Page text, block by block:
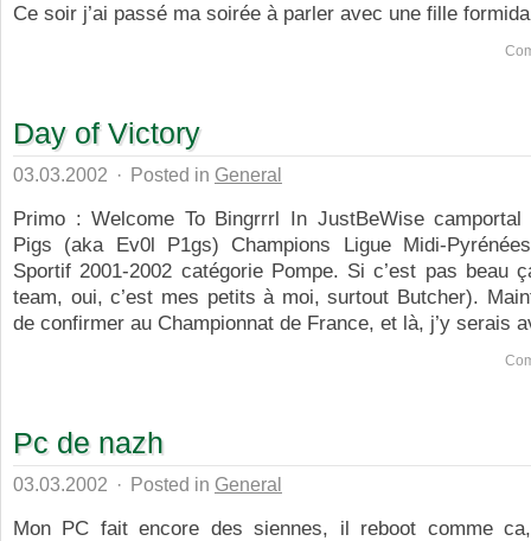
Ce soir j’ai passé ma soirée à parler avec une fille
Day of Victory
03.03.2002 · Posted in General
Primo : Welcome To Bingrrrl In JustBeWise
Pigs (aka Ev0l P1gs) Champions Ligue Midi-
Sportif 2001-2002 catégorie Pompe. Si c’est pas beau
team, oui, c’est mes petits à moi, surtout Butcher).
de confirmer au Championnat de France, et là, j’y serais
Pc de nazh
03.03.2002 · Posted in General
Mon PC fait encore des siennes, il reboot comme